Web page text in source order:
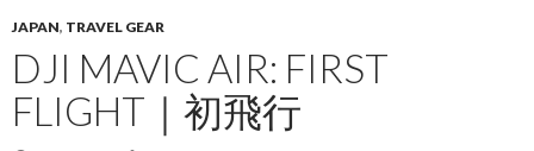
JAPAN, TRAVEL GEAR
DJI MAVIC AIR: FIRST
FLIGHT｜初飛行